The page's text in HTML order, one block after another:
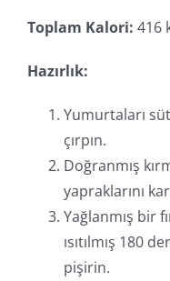
Toplam Kalori: 416
Hazırlık:
Yumurtaları
çırpın.
Doğranmış
yapraklarını
Yağlanmış bir
ısıtılmış 180
pişirin.